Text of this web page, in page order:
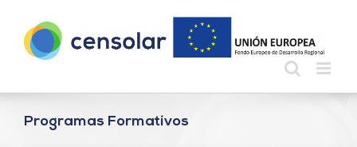
contenido
Programas Formativos